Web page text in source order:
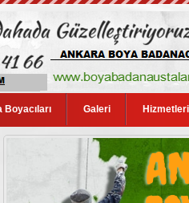
Boyacıları Galeri